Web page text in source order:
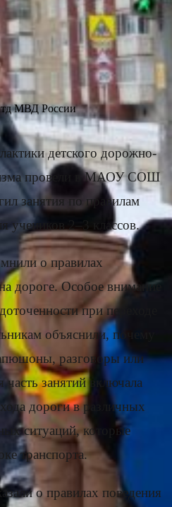
МВД России
детского дорожно-
провели в МАОУ СОШ
занятия по правилам
учеников 2–3 классов.
о правилах
дороге. Особое внимание
при переходе
объяснили, почему
разговоры или
занятий включала
дороги в различных
ситуаций, которые
транспорта.
о правилах поведения